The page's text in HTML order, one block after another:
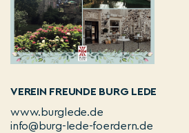
VEREIN FREUNDE BURG LEDE
www.burglede.de
info@burg-lede-foerdern.de